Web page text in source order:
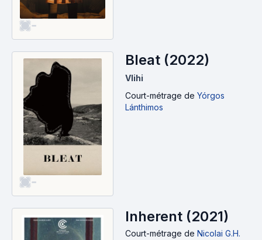
-
-
Bleat (2022)
Vlihi
Court-métrage de Yórgos
Lánthimos
Inherent (2021)
Court-métrage de Nicolai G.H.